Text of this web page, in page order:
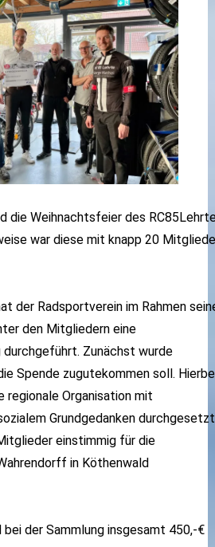
die Weihnachtsfeier des
war diese mit knapp 20
der Radsportverein im Rahmen
den Mitgliedern eine
durchgeführt. Zunächst wurde
Spende zugutekommen soll.
regionale Organisation mit
Grundgedanken
einstimmig für die
in Köthenwald
bei der Sammlung insgesamt 450,-€